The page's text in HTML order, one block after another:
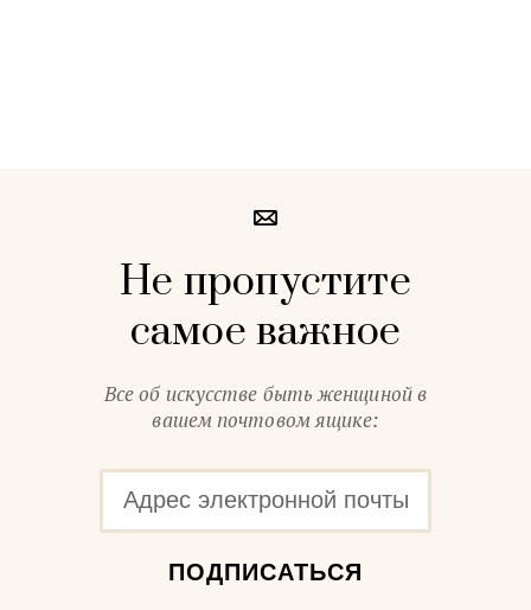
Не пропустите
самое важное
Все об искусстве быть женщиной в
вашем почтовом ящике:
ПОДПИСАТЬСЯ